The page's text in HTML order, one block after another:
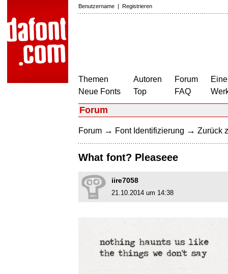
Benutzername | Registrieren
Themen
Neue Fonts
Autoren
Top
Forum
FAQ
Forum
Forum → Font Identifizierung → Zurück
What font? Pleaseee
iire7058
21.10.2014 um 14:38